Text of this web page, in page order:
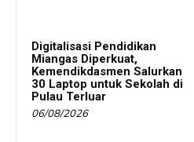
Digitalisasi Pendidikan
Miangas Diperkuat,
Kemendikdasmen Salurkan
30 Laptop untuk Sekolah di
Pulau Terluar
06/08/2026